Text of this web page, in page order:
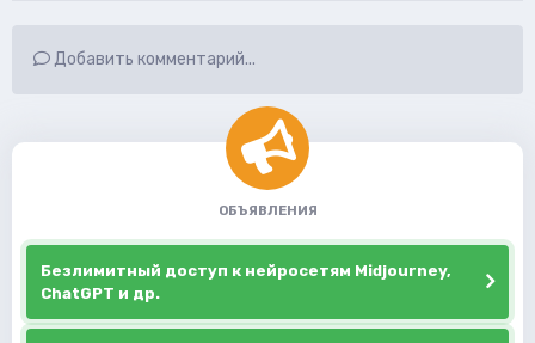
Добавить комментарий...
ОБЪЯВЛЕНИЯ
Безлимитный доступ к нейросетям Midjourney,
ChatGPT и др.